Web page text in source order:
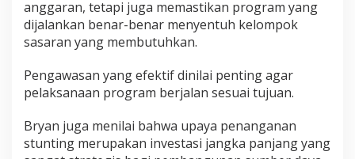
anggaran, tetapi juga memastikan program yang
dijalankan benar-benar menyentuh kelompok
sasaran yang membutuhkan.
Pengawasan yang efektif dinilai penting agar
pelaksanaan program berjalan sesuai tujuan.
Bryan juga menilai bahwa upaya penanganan
stunting merupakan investasi jangka panjang yang